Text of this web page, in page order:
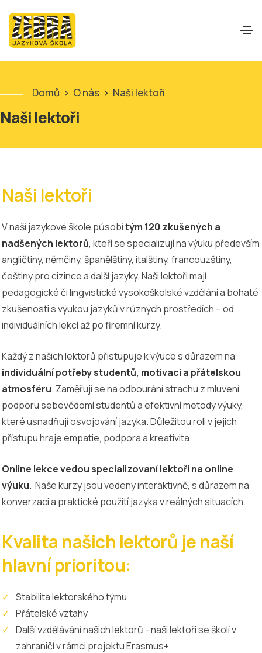
Domů > O nás > Naši lektoři
Naši lektoři
Naši lektoři
V naší jazykové škole působítým 120 zkušených a
nadšených lektorů, kteří se specializují na výuku především
angličtiny, němčiny, španělštiny, italštiny, francouzštiny,
češtiny pro cizince a další jazyky. Naši lektoři mají
pedagogické či lingvistické vysokoškolské vzdělání a bohaté
zkušenosti s výukou jazyků v různých prostředích – od
individuálních lekcí až po firemní kurzy.
Každý z našich lektorů přistupuje k výuce s důrazem na
individuální potřeby studentů, motivaci a přátelskou
atmosféru. Zaměřují se na odbourání strachu z mluvení,
podporu sebevědomí studentů a efektivní metody výuky,
které usnadňují osvojování jazyka. Důležitou roli v jejich
přístupu hraje empatie, podpora a kreativita.
Online lekce vedou specializovaní lektoři na online
výuku. Naše kurzy jsou vedeny interaktivně, s důrazem na
konverzaci a praktické použití jazyka v reálných situacích.
Kvalita našich lektorů je naší
hlavní prioritou:
Stabilita lektorského týmu
Přátelské vztahy
Další vzdělávání našich lektorů - naši lektoři se školí v
zahraničí v rámci projektu Erasmus+